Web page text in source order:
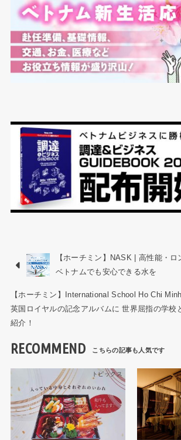
【ホーチミン】NASK | 高性能・
ベトナムでも安心できる水を
【ホーチミン】International School Ho Chi
英国ロイヤルの記念アルバムに 世界屈指の学校
紹介！
RECOMMEND
トピックス